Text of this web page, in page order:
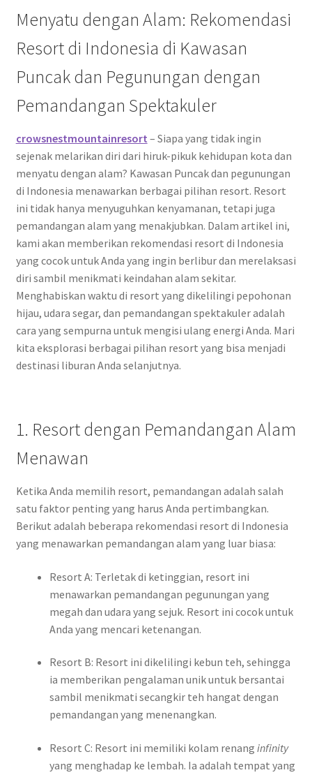
Menyatu dengan Alam: Rekomendasi
Resort di Indonesia di Kawasan
Puncak dan Pegunungan dengan
Pemandangan Spektakuler
crowsnestmountainresort – Siapa yang tidak ingin
sejenak melarikan diri dari hiruk-pikuk kehidupan kota dan
menyatu dengan alam? Kawasan Puncak dan pegunungan
di Indonesia menawarkan berbagai pilihan resort. Resort
ini tidak hanya menyuguhkan kenyamanan, tetapi juga
pemandangan alam yang menakjubkan. Dalam artikel ini,
kami akan memberikan rekomendasi resort di Indonesia
yang cocok untuk Anda yang ingin berlibur dan merelaksasi
diri sambil menikmati keindahan alam sekitar.
Menghabiskan waktu di resort yang dikelilingi pepohonan
hijau, udara segar, dan pemandangan spektakuler adalah
cara yang sempurna untuk mengisi ulang energi Anda. Mari
kita eksplorasi berbagai pilihan resort yang bisa menjadi
destinasi liburan Anda selanjutnya.
1. Resort dengan Pemandangan Alam
Menawan
Ketika Anda memilih resort, pemandangan adalah salah
satu faktor penting yang harus Anda pertimbangkan.
Berikut adalah beberapa rekomendasi resort di Indonesia
yang menawarkan pemandangan alam yang luar biasa:
Resort A: Terletak di ketinggian, resort ini
menawarkan pemandangan pegunungan yang
megah dan udara yang sejuk. Resort ini cocok untuk
Anda yang mencari ketenangan.
Resort B: Resort ini dikelilingi kebun teh, sehingga
ia memberikan pengalaman unik untuk bersantai
sambil menikmati secangkir teh hangat dengan
pemandangan yang menenangkan.
Resort C: Resort ini memiliki kolam renang infinity
yang menghadap ke lembah. Ia adalah tempat yang